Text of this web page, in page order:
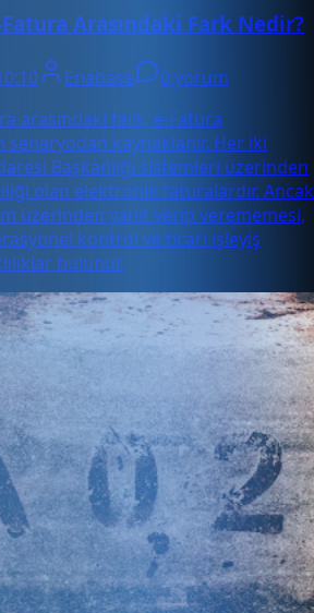
Arasındaki Fark Nedir?
Enabase
0 yorum
arasındaki fark, e-Fatura
kaynaklanır. Her iki
Başkanlığı sistemleri üzerinden
olan elektronik faturalardır. Ancak
üzerinden yanıt verip verememesi,
kontrol ve ticari işleyiş
bulunur.